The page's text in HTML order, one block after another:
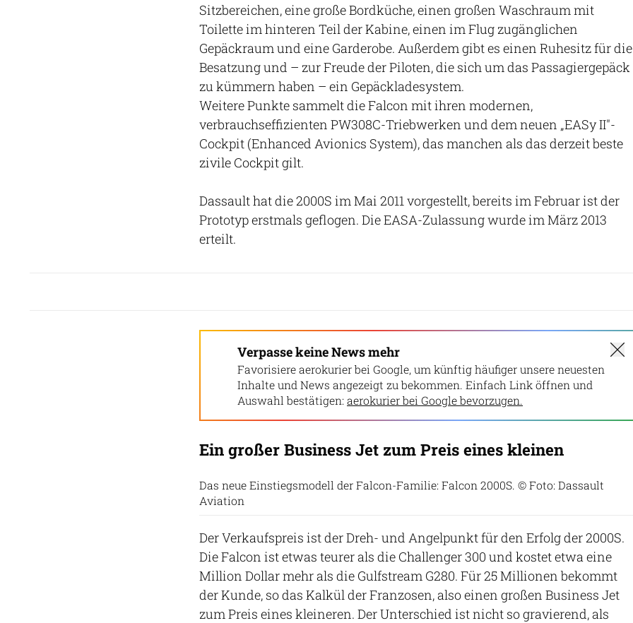
Sitzbereichen, eine große Bordküche, einen großen Waschraum mit
Toilette im hinteren Teil der Kabine, einen im Flug zugänglichen
Gepäckraum und eine Garderobe. Außerdem gibt es einen Ruhesitz für die
Besatzung und – zur Freude der Piloten, die sich um das Passagiergepäck
zu kümmern haben – ein Gepäckladesystem.
Weitere Punkte sammelt die Falcon mit ihren modernen,
verbrauchseffizienten PW308C-Triebwerken und dem neuen „EASy II"-
Cockpit (Enhanced Avionics System), das manchen als das derzeit beste
zivile Cockpit gilt.
Dassault hat die 2000S im Mai 2011 vorgestellt, bereits im Februar ist der
Prototyp erstmals geflogen. Die EASA-Zulassung wurde im März 2013
erteilt.
Verpasse keine News mehr
Favorisiere aerokurier bei Google, um künftig häufiger unsere neuesten
Inhalte und News angezeigt zu bekommen. Einfach Link öffnen und
Auswahl bestätigen: aerokurier bei Google bevorzugen.
Ein großer Business Jet zum Preis eines kleinen
Das neue Einstiegsmodell der Falcon-Familie: Falcon 2000S. © Foto: Dassault
Aviation
Der Verkaufspreis ist der Dreh- und Angelpunkt für den Erfolg der 2000S.
Die Falcon ist etwas teurer als die Challenger 300 und kostet etwa eine
Million Dollar mehr als die Gulfstream G280. Für 25 Millionen bekommt
der Kunde, so das Kalkül der Franzosen, also einen großen Business Jet
zum Preis eines kleineren. Der Unterschied ist nicht so gravierend, als